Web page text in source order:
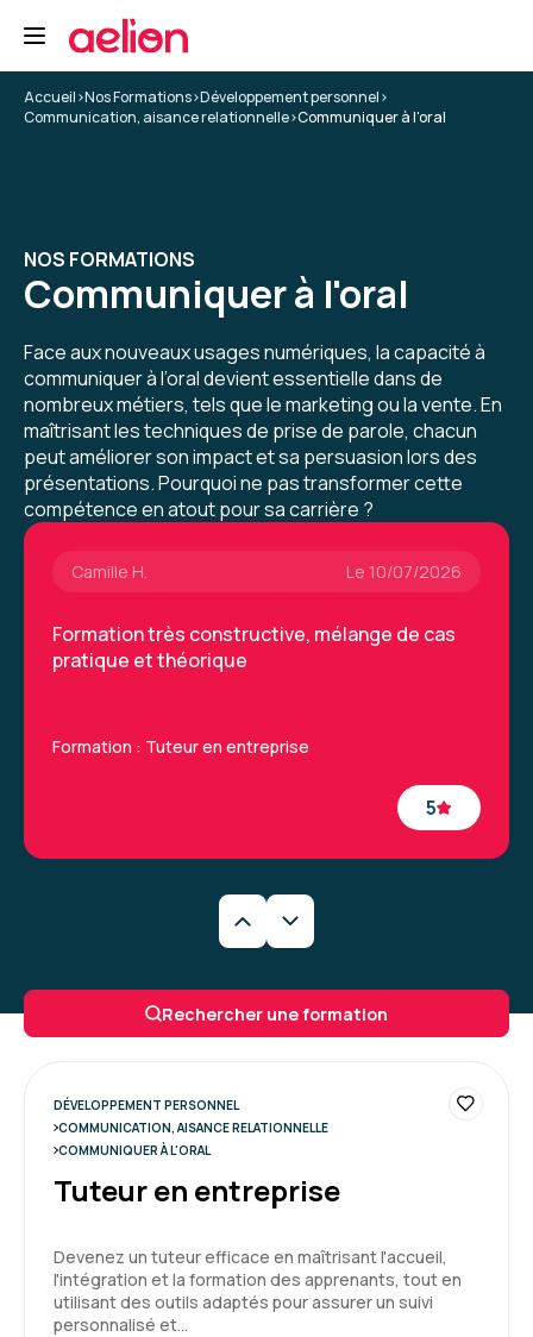
Accueil>Nos Formations>Développement personnel>
Communication, aisance relationnelle>Communiquer à l'oral
NOS FORMATIONS
Communiquer à l'oral
Face aux nouveaux usages numériques, la capacité à
communiquer à l’oral devient essentielle dans de
nombreux métiers, tels que le marketing ou la vente. En
maîtrisant les techniques de prise de parole, chacun
peut améliorer son impact et sa persuasion lors des
présentations. Pourquoi ne pas transformer cette
compétence en atout pour sa carrière ?
Formation : Tuteur en entreprise
5
Parfait, merci à vous pour ce travail "avec moi-
même" et même s'il reste beaucoup de choses
Formation : Réussir vos interviews grâce au media-
training
Camille H. Le 10/07/2026
5
Formation très constructive, mélange de cas
pratique et théorique
Formation : Tuteur en entreprise
Parfait, merci à vous pour ce travail "avec moi-
même" et même s'il reste beaucoup de choses
Formation : Réussir vos interviews grâce au media-
training
Camille H. Le 10/07/2026
Rechercher une formation
DÉVELOPPEMENT PERSONNEL
COMMUNICATION, AISANCE RELATIONNELLE
COMMUNIQUER À L'ORAL
Tuteur en entreprise
Devenez un tuteur efficace en maîtrisant l'accueil,
l'intégration et la formation des apprenants, tout en
utilisant des outils adaptés pour assurer un suivi
personnalisé et…